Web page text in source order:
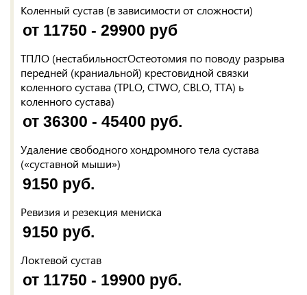
Коленный сустав (в зависимости от сложности)
от 11750 - 29900 руб
ТПЛО (нестабильностОстеотомия по поводу разрыва
передней (краниальной) крестовидной связки
коленного сустава (TPLO, CTWO, CBLO, TTA) ь
коленного сустава)
от 36300 - 45400 руб.
Удаление свободного хондромного тела сустава
(«суставной мыши»)
9150 руб.
Ревизия и резекция мениска
9150 руб.
Локтевой сустав
от 11750 - 19900 руб.